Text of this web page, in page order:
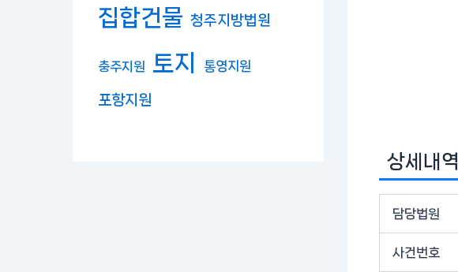
집합건물 청주지방법원
충주지원 토지 통영지원
포항지원
상세내역
담당법원
사건번호